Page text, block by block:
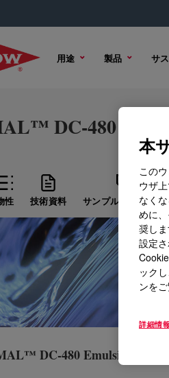
用途 製品 サ
DC-480
性 技術資料 サンプル オプション
DC-480 Emulsion
本
この
ウザ
なく
めに
奨し
設定
ック
ンを
詳細情